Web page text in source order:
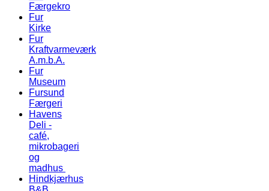
Færgekro
Fur
Kirke
Fur
Kraftvarmeværk
A.m.b.A.
Fur
Museum
Fursund
Færgeri
Havens
Deli -
café,
mikrobageri
og
madhus
Hindkjærhus